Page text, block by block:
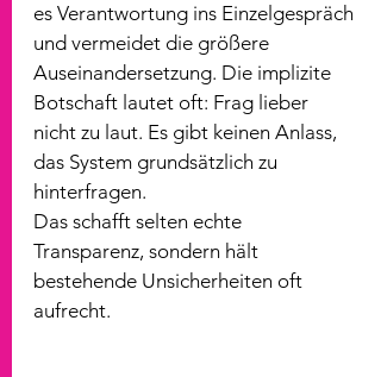
es Verantwortung ins Einzelgespräch
und vermeidet die größere
Auseinandersetzung. Die implizite
Botschaft lautet oft: Frag lieber
nicht zu laut. Es gibt keinen Anlass,
das System grundsätzlich zu
hinterfragen.
Das schafft selten echte
Transparenz, sondern hält
bestehende Unsicherheiten oft
aufrecht.